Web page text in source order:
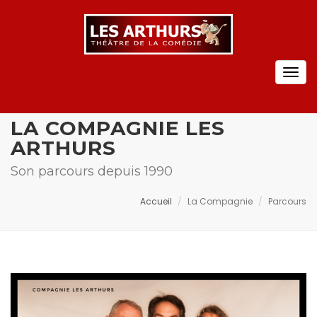
LA COMPAGNIE LES
ARTHURS
Son parcours depuis 1990
Accueil La Compagnie Parcours